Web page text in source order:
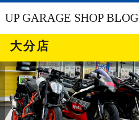
UP GARAGE SHOP BLOG
大分店